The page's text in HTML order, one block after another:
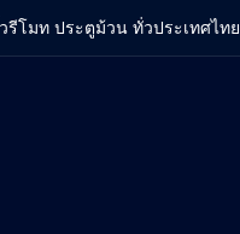
โมท ประตูม้วน ทั่วประเทศไทย